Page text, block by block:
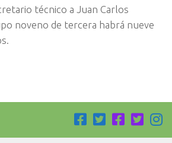
técnico a Juan Carlos
noveno de tercera habrá nueve